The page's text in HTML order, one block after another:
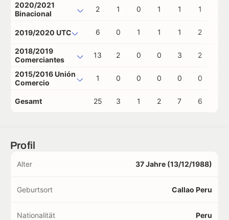
2020/2021
Binacional
2 1 0 1 1 1
2019/2020 UTC 6 0 1 1 1 2
2018/2019
Comerciantes
13 2 0 0 3 2
2015/2016 Unión
Comercio
1 0 0 0 0 0
Gesamt 25 3 1 2 7 6
Profil
Alter 37 Jahre (13/12/1988)
Geburtsort Callao Peru
Nationalität Peru